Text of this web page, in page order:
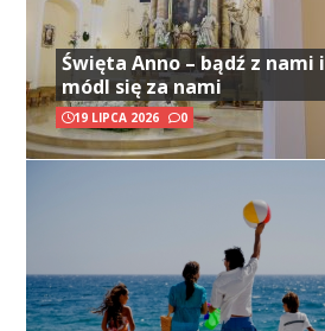
Święta Anno – bądź z nami i
módl się za nami
19 LIPCA 2026 0